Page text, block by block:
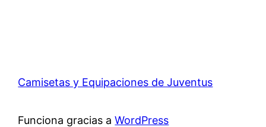
Camisetas y Equipaciones de Juventus
Funciona gracias aWordPress